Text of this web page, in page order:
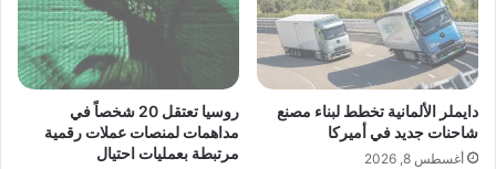
يجعل الشاي طبيعيًا 100% وخاليًا من أي آثار
جانبية”.
بالإضافة إلى ذلك، يتميز الشاي بمذاقه الفريد
ف
ي
ك
ت
ر
و
ح
ف
ر
ع
ه
ا
ا
ل
دايملر الألمانية تخطط لبناء مصنع
شاحنات جديد في أميركا
أغسطس 8, 2026
روسيا تعتقل 20 شخصاً في
مداهمات لمنصات عملات رقمية
مرتبطة بعمليات احتيال